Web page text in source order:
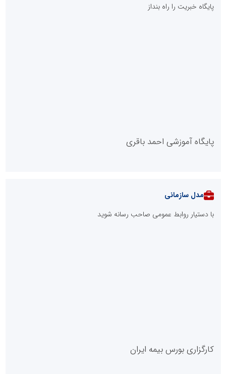
پایگاه خبریت را راه بنداز
پایگاه آموزشی احمد باقری
مدل سازمانی
با دستیار روابط عمومی صاحب رسانه شوید
کارگزاری بورس بیمه ایران